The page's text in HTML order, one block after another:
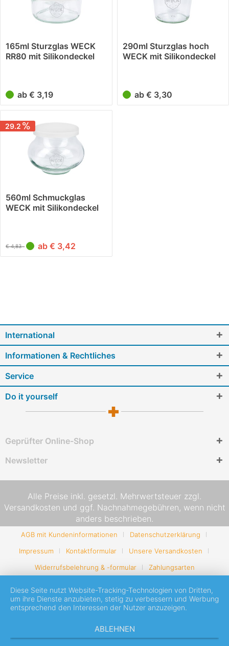
165ml Sturzglas WECK
RR80 mit Silikondeckel
ab € 3,19
290ml Sturzglas hoch
WECK mit Silikondeckel
ab € 3,30
29.2
560ml Schmuckglas
WECK mit Silikondeckel
€ 4,83 ab € 3,42
International
Informationen & Rechtliches
Service
Do it yourself
Geprüfter Online-Shop
Newsletter
Alle Preise inkl. gesetzl. Mehrwertsteuer zzgl.
Versandkosten und ggf. Nachnahmegebühren, wenn nicht
anders beschrieben.
AGB mit Kundeninformationen
Datenschutzerklärung
Impressum
Kontaktformular
Unsere Versandkosten
Widerrufsbelehrung & -formular
Zahlungsarten
Diese Seite nutzt Website-Tracking-Technologien von Dritten,
um ihre Dienste anzubieten, stetig zu verbessern und Werbung
entsprechend den Interessen der Nutzer anzuzeigen.
ABLEHNEN